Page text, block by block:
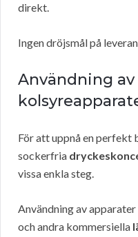
direkt.
Ingen dröjsmål på
Användning av
För att uppnå en perfekt
sockerfria
vissa enkla steg.
Användning av apparater
och andra kommersiella